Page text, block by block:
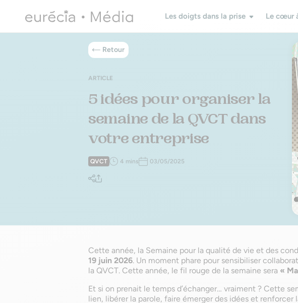
Les doigts dans la prise Le cœur
Retour
ARTICLE
5 idées pour organiser la
semaine de la QVCT dans
votre entreprise
QVCT 4 mins 03/05/2025
Cette année, la Semaine pour la qualité de vie et des
19 juin 2026. Un moment phare pour sensibiliser
la QVCT. Cette année, le fil rouge de la semaine sera «
Et si on prenait le temps d’échanger… vraiment ? Cette
lien, libérer la parole, faire émerger des idées et